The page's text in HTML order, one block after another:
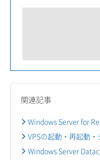
関連記事
Windows Server for
VPSの起動・再起動
Windows Server